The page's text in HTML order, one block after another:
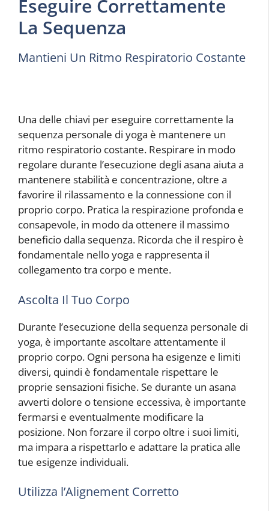
Eseguire Correttamente
La Sequenza
Mantieni Un Ritmo Respiratorio Costante
Una delle chiavi per eseguire correttamente la
sequenza personale di yoga è mantenere un
ritmo respiratorio costante. Respirare in modo
regolare durante l’esecuzione degli asana aiuta a
mantenere stabilità e concentrazione, oltre a
favorire il rilassamento e la connessione con il
proprio corpo. Pratica la respirazione profonda e
consapevole, in modo da ottenere il massimo
beneficio dalla sequenza. Ricorda che il respiro è
fondamentale nello yoga e rappresenta il
collegamento tra corpo e mente.
Ascolta Il Tuo Corpo
Durante l’esecuzione della sequenza personale di
yoga, è importante ascoltare attentamente il
proprio corpo. Ogni persona ha esigenze e limiti
diversi, quindi è fondamentale rispettare le
proprie sensazioni fisiche. Se durante un asana
avverti dolore o tensione eccessiva, è importante
fermarsi e eventualmente modificare la
posizione. Non forzare il corpo oltre i suoi limiti,
ma impara a rispettarlo e adattare la pratica alle
tue esigenze individuali.
Utilizza l’Alignement Corretto